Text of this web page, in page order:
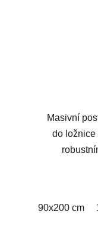
Masivní
do ložnice
90x200 cm